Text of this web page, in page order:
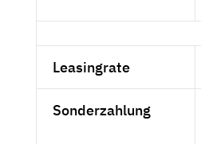
Leasingrate
Sonderzahlung